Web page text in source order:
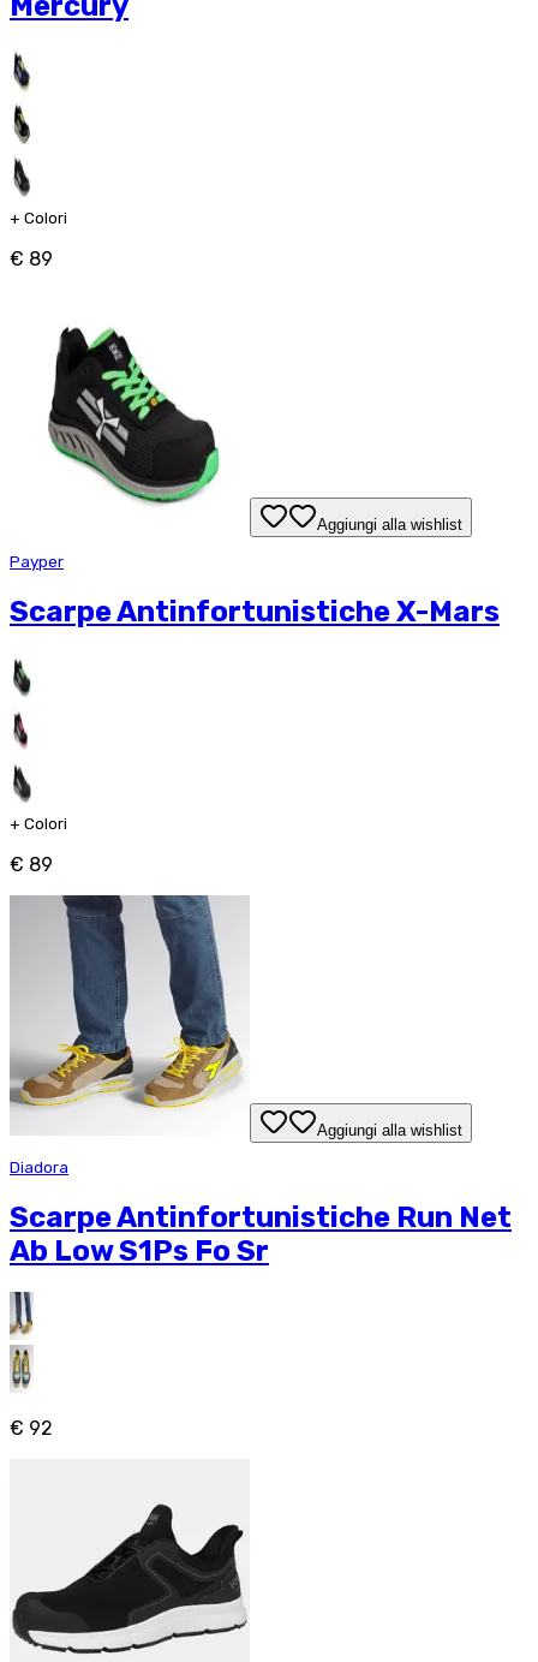
+ Colori
€ 89
Aggiungi alla wishlist
Payper
Scarpe Antinfortunistiche X-Mars
+ Colori
€ 89
Aggiungi alla wishlist
Diadora
Scarpe Antinfortunistiche Run Net
Ab Low S1Ps Fo Sr
€ 92